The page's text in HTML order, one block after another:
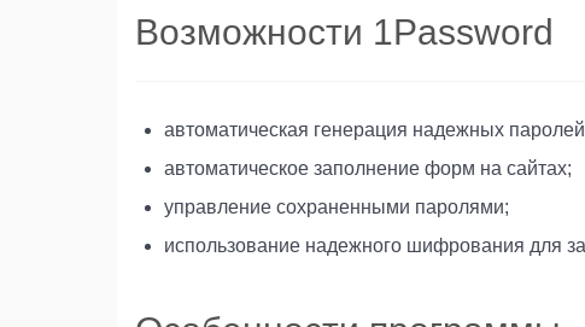
Возможности 1Password
автоматическая генерация надежных
автоматическое заполнение форм на сайтах;
управление сохраненными паролями;
использование надежного шифрования для